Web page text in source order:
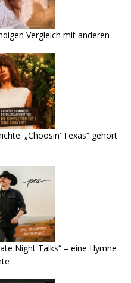
Vergleich mit anderen
„Choosin‘ Texas“ gehört
Night Talks“ – eine Hymne